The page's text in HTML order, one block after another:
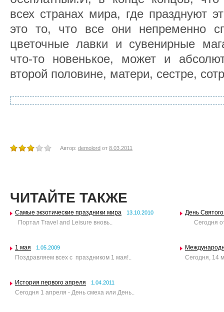
всех странах мира, где празднуют
это то, что все они непременно
цветочные лавки и сувенирные
что-то новенькое, может и
второй половине, матери, сестре,
Автор: demolord от 8.03.2011
ЧИТАЙТЕ ТАКЖЕ
Самые экзотические праздники мира 13.10.2010
Портал Travel and Leisure вновь..
День
Сегодня
1 мая 1.05.2009
Поздравляем всех с праздником 1 мая!..
Сегодня, 14
История первого апреля 1.04.2011
Сегодня 1 апреля - День смеха или День..